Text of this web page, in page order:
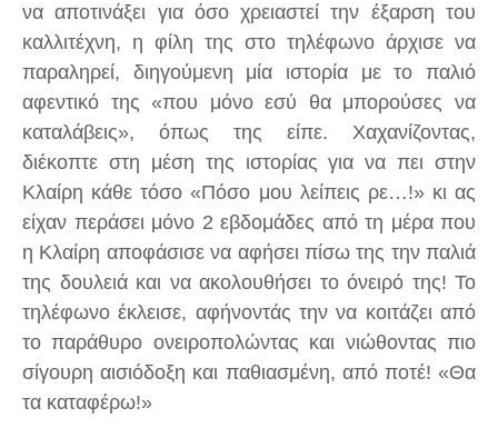
να αποτινάξει για όσο χρειαστεί την έξαρση του
καλλιτέχνη, η φίλη της στο τηλέφωνο άρχισε να
παραληρεί, διηγούμενη μία ιστορία με το παλιό
αφεντικό της «που μόνο εσύ θα μπορούσες να
καταλάβεις», όπως της είπε. Χαχανίζοντας,
διέκοπτε στη μέση της ιστορίας για να πει στην
Κλαίρη κάθε τόσο «Πόσο μου λείπεις ρε…!» κι ας
είχαν περάσει μόνο 2 εβδομάδες από τη μέρα που
η Κλαίρη αποφάσισε να αφήσει πίσω της την παλιά
της δουλειά και να ακολουθήσει το όνειρό της! Το
τηλέφωνο έκλεισε, αφήνοντάς την να κοιτάζει από
το παράθυρο ονειροπολώντας και νιώθοντας πιο
σίγουρη αισιόδοξη και παθιασμένη, από ποτέ! «Θα
τα καταφέρω!»